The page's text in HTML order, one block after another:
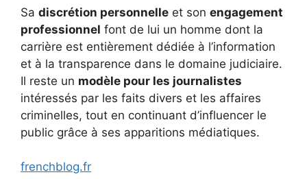
Sa discrétion personnelle et son engagement
professionnel font de lui un homme dont la
carrière est entièrement dédiée à l’information
et à la transparence dans le domaine judiciaire.
Il reste un modèle pour les journalistes
intéressés par les faits divers et les affaires
criminelles, tout en continuant d’influencer le
public grâce à ses apparitions médiatiques.
frenchblog.fr